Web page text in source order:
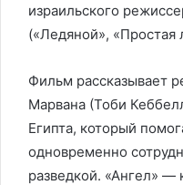
израильского
(«Ледяной», «Простая
Фильм рассказывает
Марвана (Тоби
Египта, который
одновременно
разведкой. «Ангел»